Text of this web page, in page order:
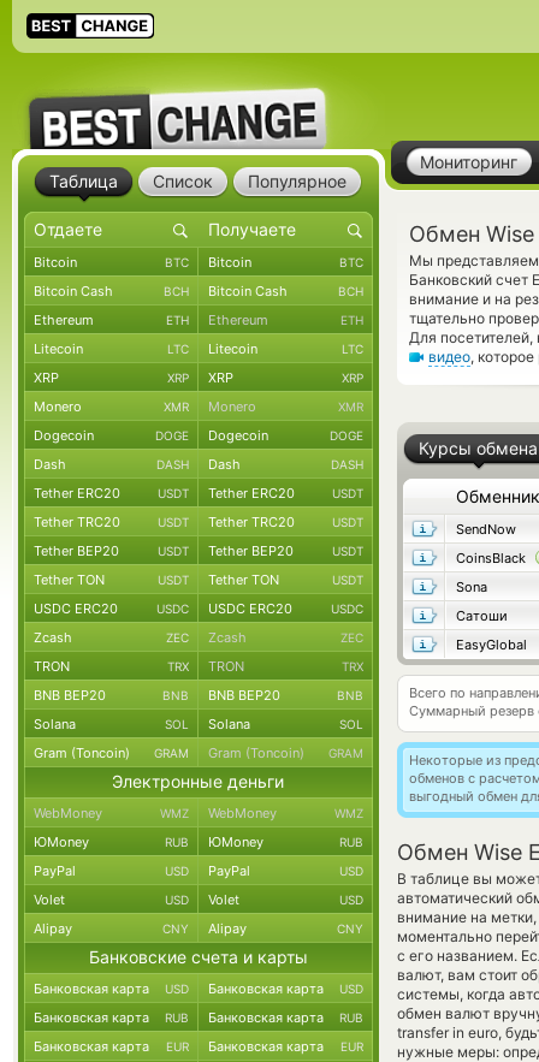
Мониторинг
Обмен Wise
Мы представляем
Банковский счет
внимание и на
тщательно
Для
видео,
Курсы обмена
Обменник
SendNow
CoinsBlack
Sona
Сатоши
EasyGlobal
Всего по
Суммарный резерв
Некоторые из
обменов с
выгодный обмен
Обмен Wise
В таблице вы
автоматический
внимание на
моментально
с его названием.
валют, вам стоит
системы, когда
обмен валют
transfer in euro,
нужные меры:
Таблица Список Популярное
Bitcoin BTC Bitcoin BTC
Bitcoin Cash BCH Bitcoin Cash BCH
Ethereum ETH Ethereum ETH
Litecoin LTC Litecoin LTC
XRP XRP XRP XRP
Monero XMR Monero XMR
Dogecoin DOGE Dogecoin DOGE
Dash DASH Dash DASH
Tether ERC20 USDT Tether ERC20 USDT
Tether TRC20 USDT Tether TRC20 USDT
Tether BEP20 USDT Tether BEP20 USDT
Tether TON USDT Tether TON USDT
USDC ERC20 USDC USDC ERC20 USDC
Zcash ZEC Zcash ZEC
TRON TRX TRON TRX
BNB BEP20 BNB BNB BEP20 BNB
Solana SOL Solana SOL
Gram (Toncoin) GRAM Gram (Toncoin) GRAM
Электронные деньги
WebMoney WMZ WebMoney WMZ
ЮMoney RUB ЮMoney RUB
PayPal USD PayPal USD
Volet USD Volet USD
Alipay CNY Alipay CNY
Банковские счета и карты
Банковская карта USD Банковская карта USD
Банковская карта RUB Банковская карта RUB
Банковская карта EUR Банковская карта EUR